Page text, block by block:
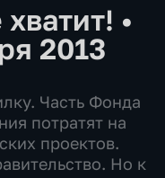
•
2013
Часть Фонда
потратят на
проектов.
Но к